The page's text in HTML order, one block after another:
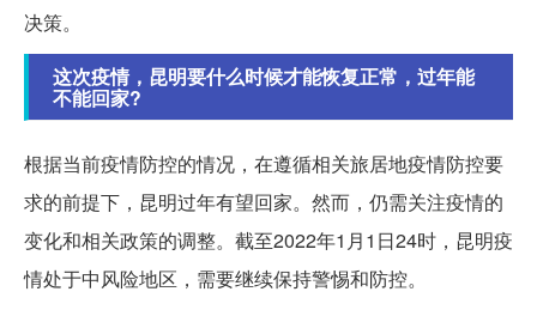
决策。
这次疫情，昆明要什么时候才能恢复正常，过年能
不能回家?
根据当前疫情防控的情况，在遵循相关旅居地疫情防控要
求的前提下，昆明过年有望回家。然而，仍需关注疫情的
变化和相关政策的调整。截至2022年1月1日24时，昆明疫
情处于中风险地区，需要继续保持警惕和防控。